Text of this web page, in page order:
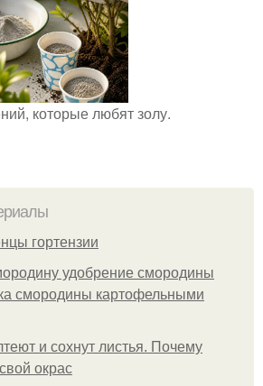
которые любят золу.
гортензии
удобрение смородины
смородины картофельными
и сохнут листья. Почему
окрас